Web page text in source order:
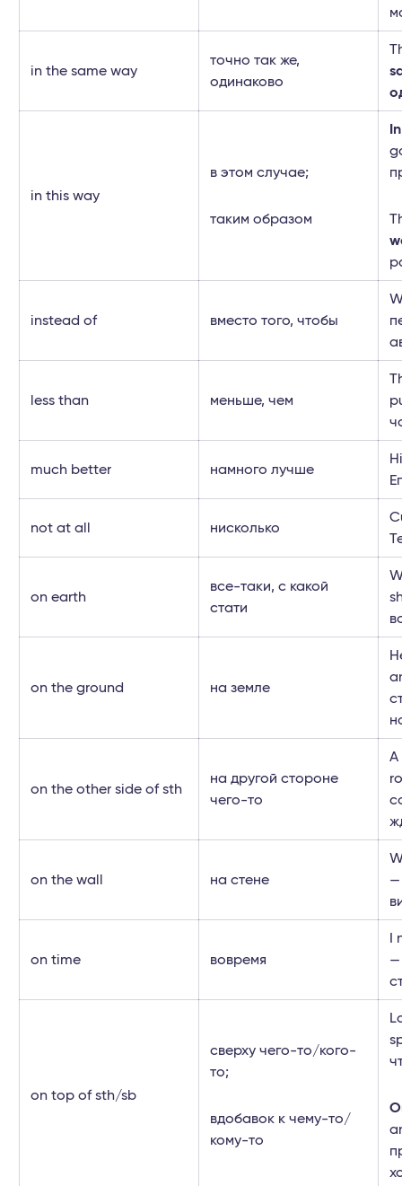
in the same way
точно так же,
одинаково
in this way
в этом случае;
таким образом
instead of вместо того, чтобы
less than меньше, чем
much better намного лучше
not at all нисколько
on earth
все-таки, с какой
стати
on the ground на земле
on the other side of sth
на другой стороне
чего-то
A
on the wall на стене
—
on time вовремя
—
on top of sth/sb
сверху чего-то/кого-
то;
вдобавок к чему-то/
кому-то